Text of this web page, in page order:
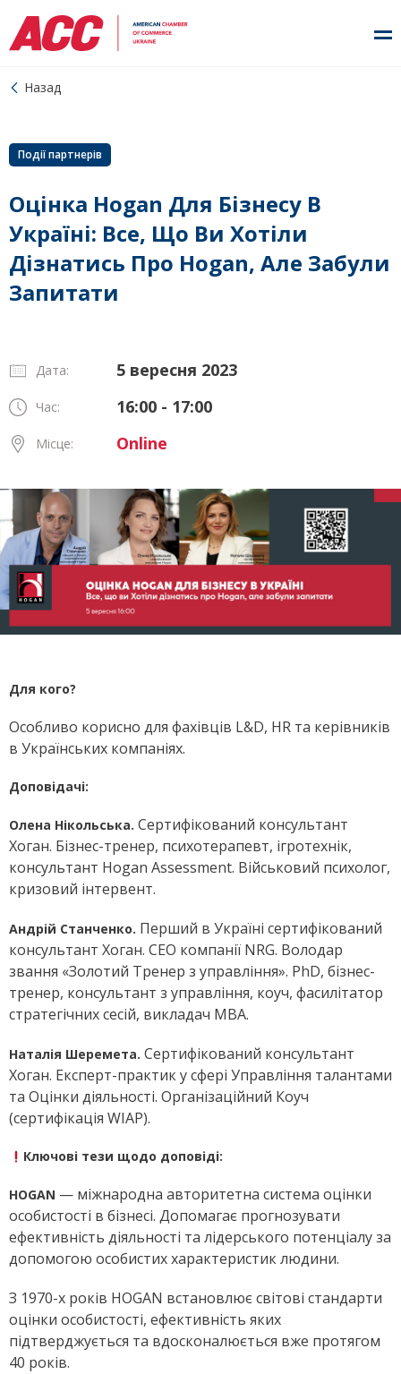
Назад
Події партнерів
Оцінка Hogan Для Бізнесу В
Україні: Все, Що Ви Хотіли
Дізнатись Про Hogan, Але Забули
Запитати
Дата: 5 вересня 2023
Час: 16:00 - 17:00
Місце: Online
Для кого?
Особливо корисно для фахівців L&D, HR та керівників
в Українських компаніях.
Доповідачі:
Олена Нікольська. Сертифікований консультант
Хоган. Бізнес-тренер, психотерапевт, ігротехнік,
консультант Hogan Assessment. Військовий психолог,
кризовий інтервент.
Андрій Станченко. Перший в Україні сертифікований
консультант Хоган. CEO компанії NRG. Володар
звання «Золотий Тренер з управління». PhD, бізнес-
тренер, консультант з управління, коуч, фасилітатор
стратегічних сесій, викладач MBA.
Наталія Шеремета. Сертифікований консультант
Хоган. Експерт-практик у сфері Управління талантами
та Оцінки діяльності. Організаційний Коуч
(сертифікація WIAP).
Ключові тези щодо доповіді:
HOGAN — міжнародна авторитетна система оцінки
особистості в бізнесі. Допомагає прогнозувати
ефективність діяльності та лідерського потенціалу за
допомогою особистих характеристик людини.
З 1970-х років HOGAN встановлює світові стандарти
оцінки особистості, ефективність яких
підтверджується та вдосконалюється вже протягом
40 років.